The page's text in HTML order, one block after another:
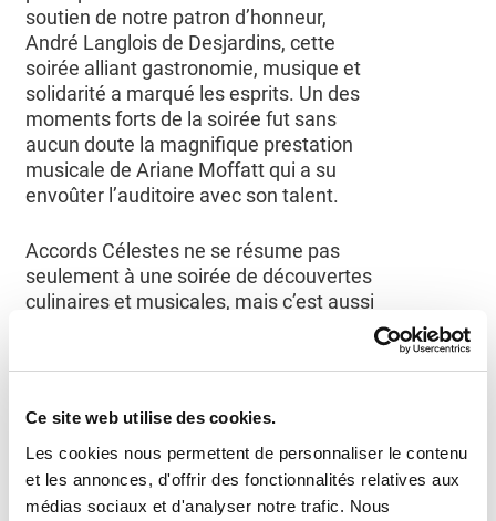
Ce site web utilise des cookies.
Les cookies nous permettent de personnaliser le contenu
et les annonces, d'offrir des fonctionnalités relatives aux
médias sociaux et d'analyser notre trafic. Nous
soutien de notre patron d’honneur,
André Langlois de Desjardins, cette
soirée alliant gastronomie, musique et
solidarité a marqué les esprits. Un des
moments forts de la soirée fut sans
aucun doute la magnifique prestation
musicale de Ariane Moffatt qui a su
envoûter l’auditoire avec son talent.
Accords Célestes ne se résume pas
seulement à une soirée de découvertes
culinaires et musicales, mais c’est aussi
tous les types de cancer. Chaque dollar
scientifiques cruciales qui feront une
réelle différence pour les personnes
touchées par cette maladie.